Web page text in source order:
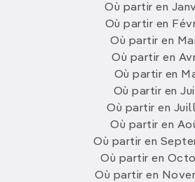
Où partir en
Où partir en
Où partir en
Où partir en
Où partir en
Où partir en
Où partir en
Où partir en
Où partir en
Où partir en
Où partir en